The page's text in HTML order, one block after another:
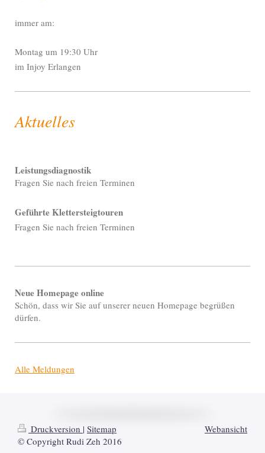
immer am:
Montag um 19:30 Uhr
im Injoy Erlangen
Aktuelles
Leistungsdiagnostik
Fragen Sie nach freien Terminen
Geführte Klettersteigtouren
Fragen Sie nach freien Terminen
Neue Homepage online
Schön, dass wir Sie auf unserer neuen Homepage begrüßen
dürfen.
Alle Meldungen
Druckversion | Sitemap
© Copyright Rudi Zeh 2016
Webansicht